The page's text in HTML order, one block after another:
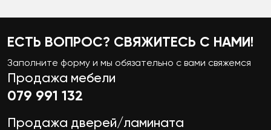
ЕСТЬ ВОПРОС? СВЯЖИТЕСЬ С НАМИ!
Заполните форму и мы обязательно с вами свяжемся
Продажа мебели
079 991 132
Продажа дверей/ламината